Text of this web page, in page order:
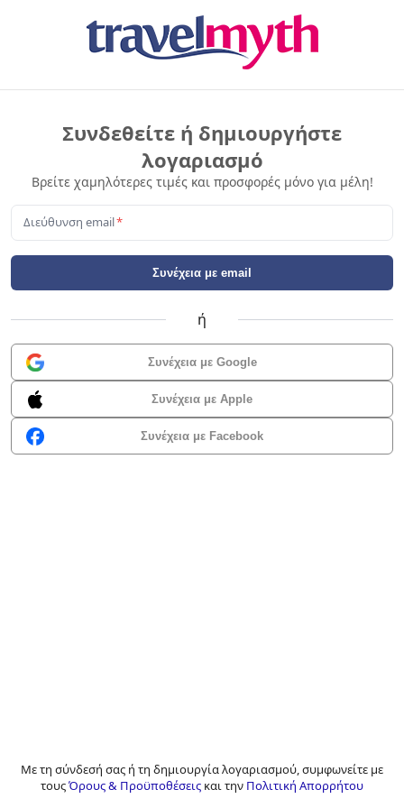
Συνδεθείτε ή δημιουργήστε
λογαριασμό
Βρείτε χαμηλότερες τιμές και προσφορές μόνο για μέλη!
Διεύθυνση email*
Συνέχεια με email
ή
Συνέχεια με Google
Συνέχεια με Apple
Συνέχεια με Facebook
Με τη σύνδεσή σας ή τη δημιουργία λογαριασμού, συμφωνείτε με
τουςΌρους & Προϋποθέσεις και την Πολιτική Απορρήτου